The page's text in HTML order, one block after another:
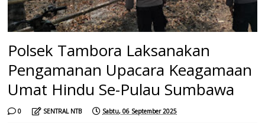
Polsek Tambora Laksanakan
Pengamanan Upacara Keagamaan
Umat Hindu Se-Pulau Sumbawa
0 SENTRAL NTB Sabtu, 06 September 2025